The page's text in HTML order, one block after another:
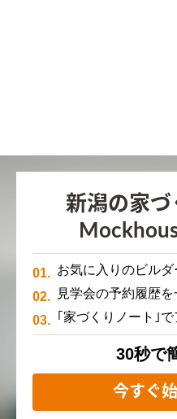
新潟の家づ
お気に入りのビル
見学会の予約履歴
｢家づくりノート｣
30秒で
今すぐ